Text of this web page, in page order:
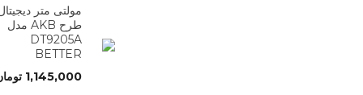
مولتی متر
طرح AKB مدل
DT9205A
BETTER
1,145,000